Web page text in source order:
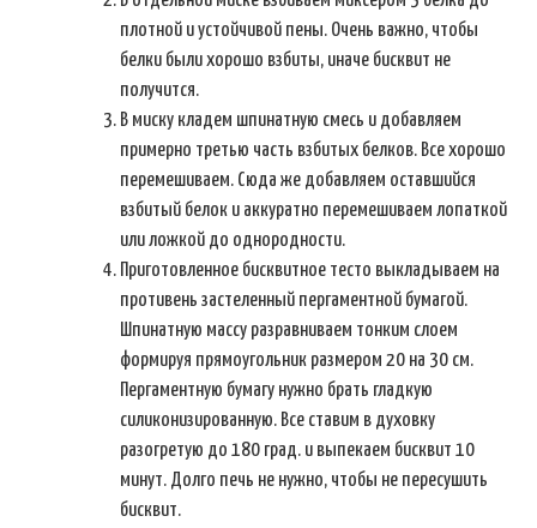
плотной и устойчивой пены. Очень важно, чтобы
белки были хорошо взбиты, иначе бисквит не
получится.
В миску кладем шпинатную смесь и добавляем
примерно третью часть взбитых белков. Все хорошо
перемешиваем. Сюда же добавляем оставшийся
взбитый белок и аккуратно перемешиваем лопаткой
или ложкой до однородности.
Приготовленное бисквитное тесто выкладываем на
противень застеленный пергаментной бумагой.
Шпинатную массу разравниваем тонким слоем
формируя прямоугольник размером 20 на 30 см.
Пергаментную бумагу нужно брать гладкую
силиконизированную. Все ставим в духовку
разогретую до 180 град. и выпекаем бисквит 10
минут. Долго печь не нужно, чтобы не пересушить
бисквит.